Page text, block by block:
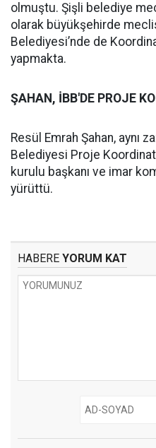
olmuştu. Şişli belediye
olarak büyükşehirde
Belediyesi’nde de
yapmakta.
ŞAHAN, İBB'DE PROJE
Resül Emrah Şahan, aynı
Belediyesi Proje
kurulu başkanı ve imar
yürüttü.
HABERE YORUM KAT